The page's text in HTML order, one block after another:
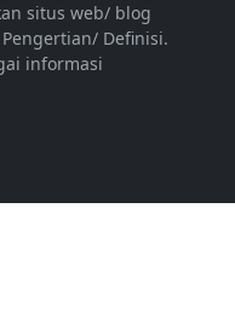
situs web/ blog
Definisi.
informasi